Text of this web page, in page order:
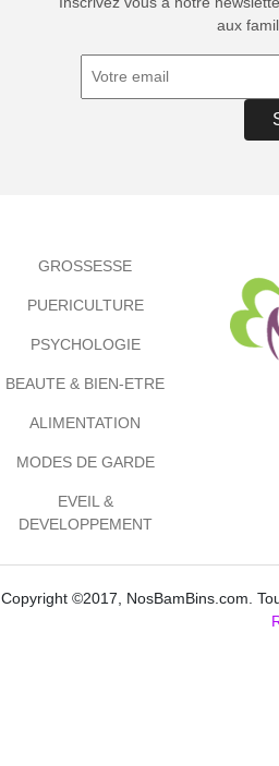
aux
GROSSESSE
PUERICULTURE
PSYCHOLOGIE
BEAUTE & BIEN-ETRE
ALIMENTATION
MODES DE GARDE
EVEIL &
DEVELOPPEMENT
Copyright ©2017, NosBamBins.com.